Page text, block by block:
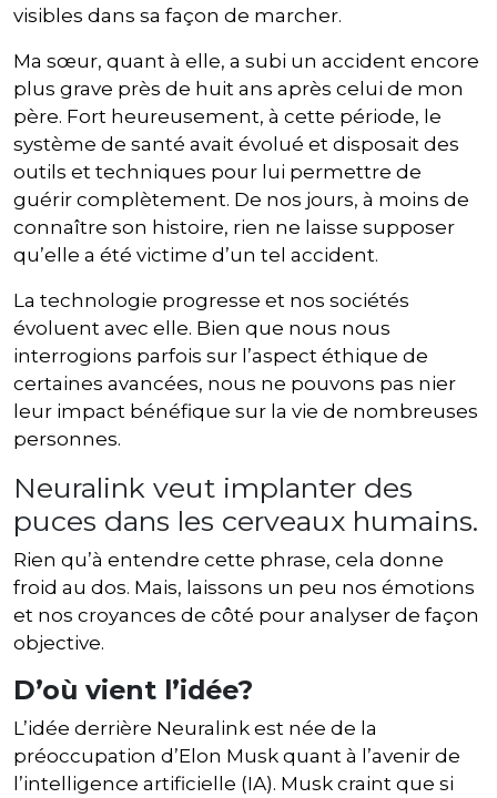
visibles dans sa façon de marcher.
Ma sœur, quant à elle, a subi un accident encore
plus grave près de huit ans après celui de mon
père. Fort heureusement, à cette période, le
système de santé avait évolué et disposait des
outils et techniques pour lui permettre de
guérir complètement. De nos jours, à moins de
connaître son histoire, rien ne laisse supposer
qu’elle a été victime d’un tel accident.
La technologie progresse et nos sociétés
évoluent avec elle. Bien que nous nous
interrogions parfois sur l’aspect éthique de
certaines avancées, nous ne pouvons pas nier
leur impact bénéfique sur la vie de nombreuses
personnes.
Neuralink veut implanter des
puces dans les cerveaux humains.
Rien qu’à entendre cette phrase, cela donne
froid au dos. Mais, laissons un peu nos émotions
et nos croyances de côté pour analyser de façon
objective.
D’où vient l’idée?
L’idée derrière Neuralink est née de la
préoccupation d’Elon Musk quant à l’avenir de
l’intelligence artificielle (IA). Musk craint que si